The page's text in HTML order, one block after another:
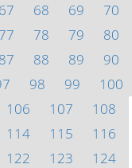
67 68 69
70
77 78 79
80
87 88 89
90
98 99
100
106 107
108
114 115
116
122 123
124